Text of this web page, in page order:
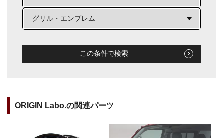
この条件で検索
ORIGIN Labo.の関連パーツ